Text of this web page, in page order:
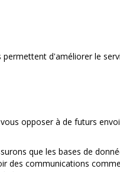
d'améliorer le
opposer à de futurs
que les bases de
des communications